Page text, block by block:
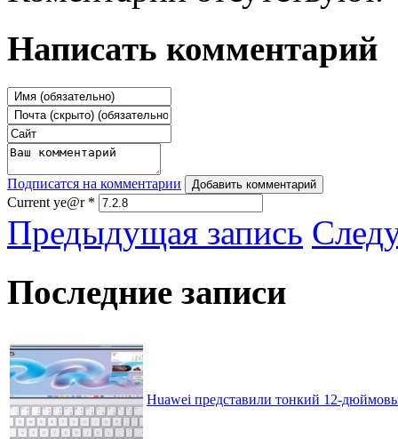
Написать комментарий
Подписатся на комментарии Добавить комментарий
Current ye@r *
Предыдущая запись
Последние записи
Huawei представили тонкий 12-